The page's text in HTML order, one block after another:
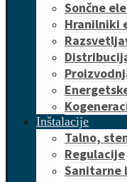
Sončne
Hranilniki
Inštalacije
Talno,
Regulacije
Sanitarne